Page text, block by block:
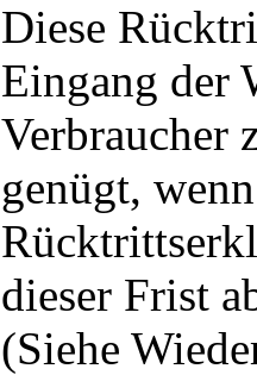
Diese
Eingang der
Verbraucher
genügt,
dieser Frist
(Siehe